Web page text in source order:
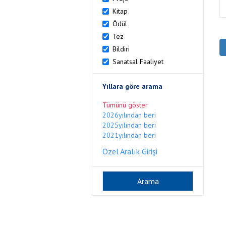
Kitap
Ödül
Tez
Bildiri
Sanatsal Faaliyet
Yıllara göre arama
Tümünü göster
2026yılından beri
2025yılından beri
2021yılından beri
Özel Aralık Girişi